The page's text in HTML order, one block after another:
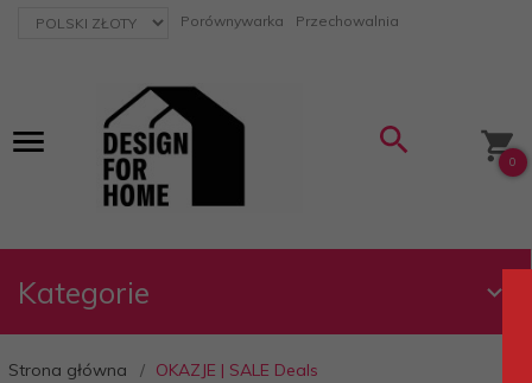
currency_h Porównywarka Przechowalnia
0
Kategorie
Strona główna OKAZJE | SALE Deals